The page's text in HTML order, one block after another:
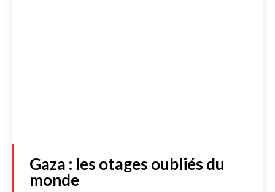
Gaza : les otages oubliés du
monde